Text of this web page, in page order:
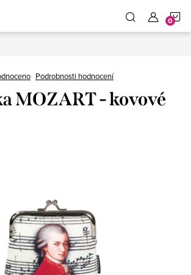
Podrobnosti hodnocení
MOZART - kovové